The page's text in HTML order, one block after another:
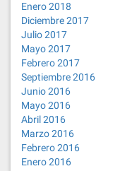
Enero 2018
Diciembre 2017
Julio 2017
Mayo 2017
Febrero 2017
Septiembre 2016
Junio 2016
Mayo 2016
Abril 2016
Marzo 2016
Febrero 2016
Enero 2016